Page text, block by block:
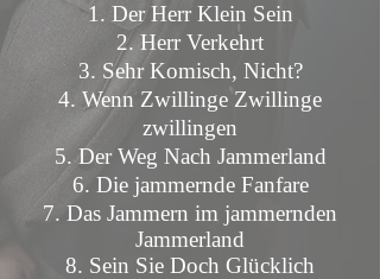
1. Der Herr Klein Sein
2. Herr Verkehrt
3. Sehr Komisch, Nicht?
4. Wenn Zwillinge Zwillinge
zwillingen
5. Der Weg Nach Jammerland
6. Die jammernde Fanfare
7. Das Jammern im jammernden
Jammerland
8. Sein Sie Doch Glücklich